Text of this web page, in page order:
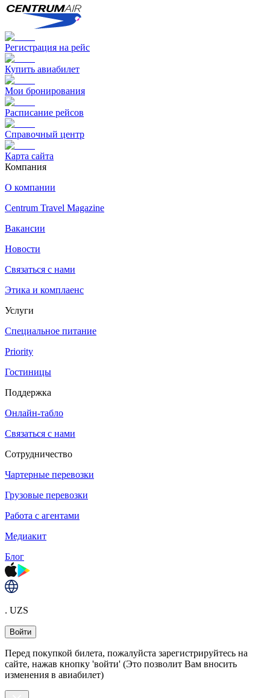
Регистрация на рейс
Купить авиабилет
Мои бронирования
Расписание рейсов
Справочный центр
Карта сайта
Компания
О компании
Centrum Travel Magazine
Вакансии
Новости
Связаться с нами
Этика и комплаенс
Услуги
Специальное питание
Priority
Гостиницы
Поддержка
Онлайн-табло
Связаться с нами
Сотрудничество
Чартерные перевозки
Грузовые перевозки
Работа с агентами
Медиакит
Блог
. UZS
Войти
Перед покупкой билета, пожалуйста зарегистрируйтесь на
сайте, нажав кнопку 'войти' (Это позволит Вам вносить
изменения в авиабилет)